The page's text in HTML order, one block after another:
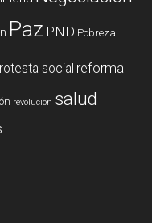
Paz PND Pobreza
social reforma
revolucion salud